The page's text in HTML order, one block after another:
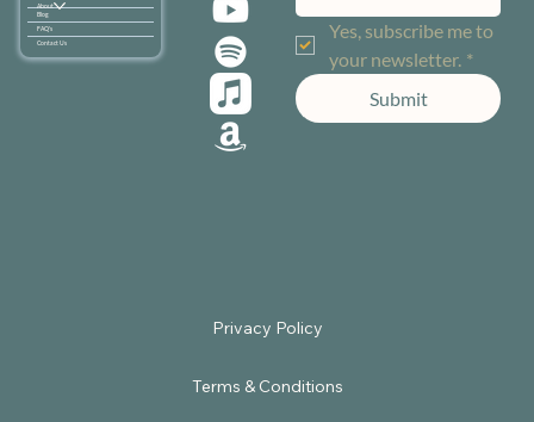
About
Blog
FAQ's
Contact Us
Yes, subscribe me to
your newsletter. *
Submit
Terms & Conditions